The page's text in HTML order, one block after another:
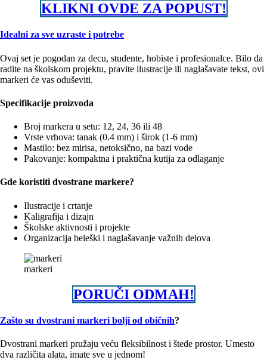
KLIKNI OVDE ZA POPUST!
Idealni za sve uzraste i potrebe
Ovaj set je pogodan za decu, studente, hobiste i profesionalce. Bilo da
radite na školskom projektu, pravite ilustracije ili naglašavate tekst, ovi
markeri će vas oduševiti.
Specifikacije proizvoda
Broj markera u setu: 12, 24, 36 ili 48
Vrste vrhova: tanak (0.4 mm) i širok (1-6 mm)
Mastilo: bez mirisa, netoksično, na bazi vode
Pakovanje: kompaktna i praktična kutija za odlaganje
Gde koristiti dvostrane markere?
Ilustracije i crtanje
Kaligrafija i dizajn
Školske aktivnosti i projekte
Organizacija beleški i naglašavanje važnih delova
markeri
PORUČI ODMAH!
Zašto su dvostrani markeri bolji od običnih?
Dvostrani markeri pružaju veću fleksibilnost i štede prostor. Umesto
dva različita alata, imate sve u jednom!